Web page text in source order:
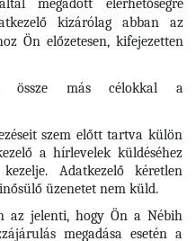
megadott elérhetőségre
kizárólag abban az
Ön előzetesen, kifejezetten
össze más célokkal a
szem előtt tartva külön
a hírlevelek küldéséhez
Adatkezelő kéretlen
üzenetet nem küld.
az jelenti, hogy Ön a Nébih
megadása esetén a